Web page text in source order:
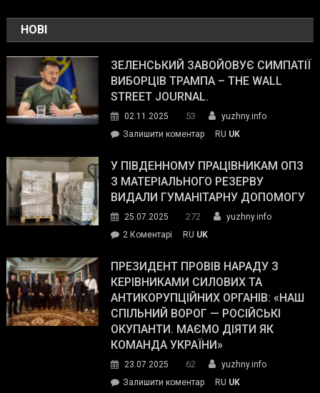
НОВІ
ЗЕЛЕНСЬКИЙ ЗАВОЙОВУЄ СИМПАТІЇ
ВИБОРЦІВ ТРАМПА – THE WALL
STREET JOURNAL.
02.11.2025 53
yuzhny.info
Залишити коментарon
завойовує
симпатії
виборців
The
Street
Journal.
RU UK
У ПІВДЕННОМУ ПРАЦІВНИКАМ ОПЗ
З МАТЕРІАЛЬНОГО РЕЗЕРВУ
ВИДАЛИ ГУМАНІТАРНУ ДОПОМОГУ
25.07.2025 272
yuzhny.info
2 Коментарі
Південному
працівникам
ОПЗ
з
матеріального
резерву
гуманітарну
допомогу
RU UK
ПРЕЗИДЕНТ ПРОВІВ НАРАДУ З
КЕРІВНИКАМИ СИЛОВИХ ТА
АНТИКОРУПЦІЙНИХ ОРГАНІВ: «НАШ
СПІЛЬНИЙ ВОРОГ — РОСІЙСЬКІ
ОКУПАНТИ. МАЄМО ДІЯТИ ЯК
КОМАНДА УКРАЇНИ»
23.07.2025 62
yuzhny.info
Залишити коментарon
RU UK